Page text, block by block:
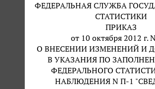
ФЕДЕРАЛЬНАЯ СЛУЖБА
СТАТИСТИКИ
ПРИКАЗ
от 10 октября 2012 г.
О ВНЕСЕНИИ ИЗМЕНЕНИЙ И
В УКАЗАНИЯ ПО
ФЕДЕРАЛЬНОГО
НАБЛЮДЕНИЯ N П-1